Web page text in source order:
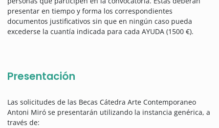
presentar en tiempo y forma los correspondientes
documentos justificativos sin que en ningún caso pueda
excederse la cuantía indicada para cada AYUDA (1500 €).
Presentación
Las solicitudes de las Becas Cátedra Arte Contemporaneo
Antoni Miró se presentarán utilizando la instancia genérica, a
través de: